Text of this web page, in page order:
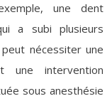
une dent
a subi plusieurs
nécessiter une
une intervention
sous anesthésie